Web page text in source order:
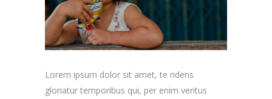
Lorem ipsum dolor sit amet, te ridens
gloriatur temporibus qui, per enim veritus